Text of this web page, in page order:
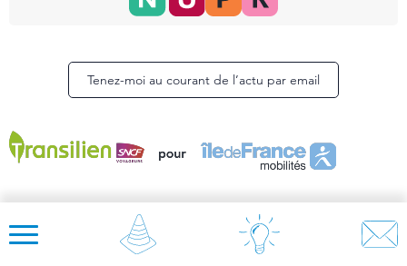
Tenez-moi au courant de l’actu par email